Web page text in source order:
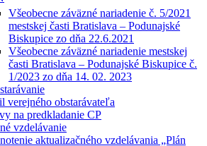
Všeobecne záväzné nariadenie č. 5/2021
mestskej časti Bratislava – Podunajské
Biskupice zo dňa 22.6.2021
Všeobecne záväzné nariadenie mestskej
časti Bratislava – Podunajské Biskupice č.
1/2023 zo dňa 14. 02. 2023
verejného obstarávateľa
na predkladanie CP
vzdelávanie
aktualizačného vzdelávania „Plán